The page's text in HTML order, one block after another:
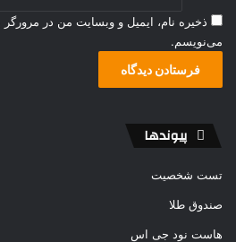
ذخیره نام، ایمیل و وبسایت من در مرورگر
می‌نویسم.
پیوندها
تست شخصیت
صندوق طلا
هاست نود جی اس